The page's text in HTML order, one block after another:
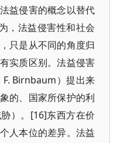
益侵害的概念以替代
，法益侵害性和社会
只是从不同的角度归
实质区别。法益侵害
F. Birnbaum）提出来
的、国家所保护的利
）。[16]东西方在价
人本位的差异。法益